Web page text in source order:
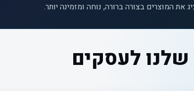
את המוצרים בצורה ברורה, נוחה ומזמינה יותר.
שלנו לעסקים